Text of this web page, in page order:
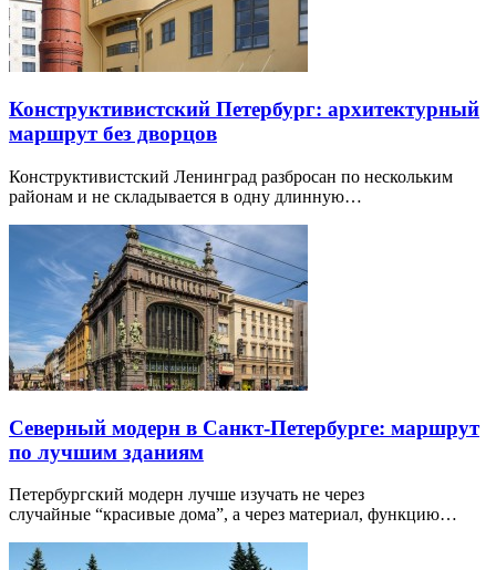
Конструктивистский Петербург: архитектурный
маршрут без дворцов
Конструктивистский Ленинград разбросан по нескольким
районам и не складывается в одну длинную…
Северный модерн в Санкт-Петербурге: маршрут
по лучшим зданиям
Петербургский модерн лучше изучать не через
случайные “красивые дома”, а через материал, функцию…